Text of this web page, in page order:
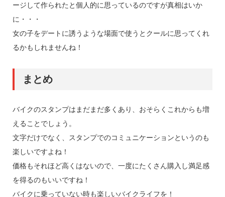
ージして作られたと個人的に思っているのですが真相はいか
に・・・
女の子をデートに誘うような場面で使うとクールに思ってくれ
るかもしれませんね！
まとめ
バイクのスタンプはまだまだ多くあり、おそらくこれからも増
えることでしょう。
文字だけでなく、スタンプでのコミュニケーションというのも
楽しいですよね！
価格もそれほど高くはないので、一度にたくさん購入し満足感
を得るのもいいですね！
バイクに乗っていない時も楽しいバイクライフを！